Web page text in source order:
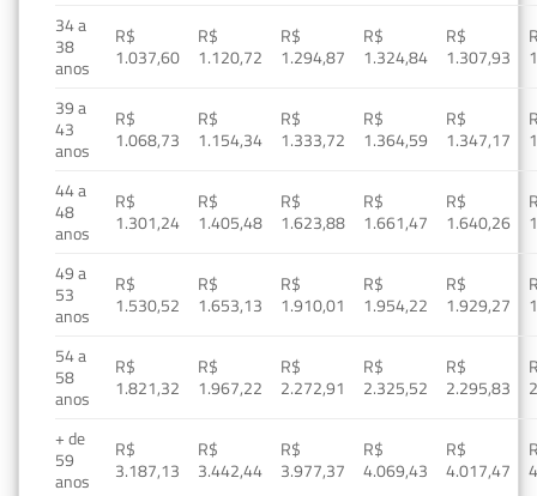
34 a
38
anos
R$
1.037,60
R$
1.120,72
R$
1.294,87
R$
1.324,84
R$
1.307,93
39 a
43
anos
R$
1.068,73
R$
1.154,34
R$
1.333,72
R$
1.364,59
R$
1.347,17
44 a
48
anos
R$
1.301,24
R$
1.405,48
R$
1.623,88
R$
1.661,47
R$
1.640,26
49 a
53
anos
R$
1.530,52
R$
1.653,13
R$
1.910,01
R$
1.954,22
R$
1.929,27
54 a
58
anos
R$
1.821,32
R$
1.967,22
R$
2.272,91
R$
2.325,52
R$
2.295,83
+ de
59
anos
R$
3.187,13
R$
3.442,44
R$
3.977,37
R$
4.069,43
R$
4.017,47